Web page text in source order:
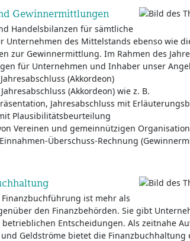
Gewinnermittlungen
Handelsbilanzen für sämtliche
Unternehmen des Mittelstands ebenso wie
zur Gewinnermittlung. Im Rahmen des
für Unternehmen und Inhaber unser
(Akkordeon)
(Akkordeon) wie z. B.
Jahresabschluss mit
Plausibilitätsbeurteilung
Vereinen und gemeinnützigen
Überschuss-Rechnung
ist mehr als
den Finanzbehörden. Sie gibt
Entscheidungen. Als zeitnahe
Geldströme bietet die Finanzbuchhaltung